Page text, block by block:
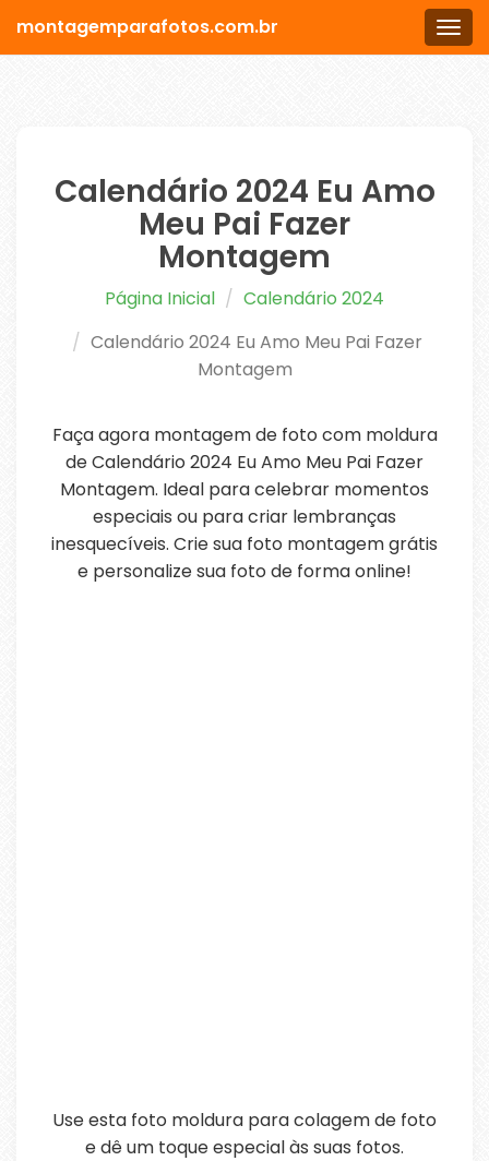
Menu
montagemparafotos.com.br
Calendário 2024 Eu Amo
Meu Pai Fazer
Montagem
Página Inicial
Calendário 2024
Calendário 2024 Eu Amo Meu Pai Fazer
Montagem
Faça agora montagem de foto com moldura
de Calendário 2024 Eu Amo Meu Pai Fazer
Montagem. Ideal para celebrar momentos
especiais ou para criar lembranças
inesquecíveis. Crie sua foto montagem grátis
e personalize sua foto de forma online!
Use esta foto moldura para colagem de foto
e dê um toque especial às suas fotos.